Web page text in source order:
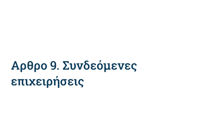
Αρθρο 9. Συνδεόμενες
επιχειρήσεις